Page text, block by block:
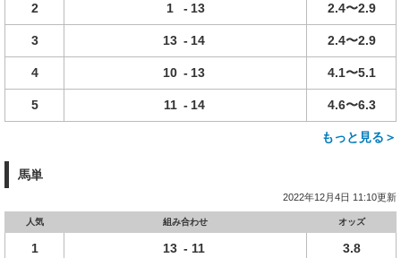
2 1 - 13 2.4〜2.9
3 13 - 14 2.4〜2.9
4 10 - 13 4.1〜5.1
5 11 - 14 4.6〜6.3
もっと見る＞
馬単
2022年12月4日 11:10更新
人気 組み合わせ オッズ
1 13 - 11 3.8